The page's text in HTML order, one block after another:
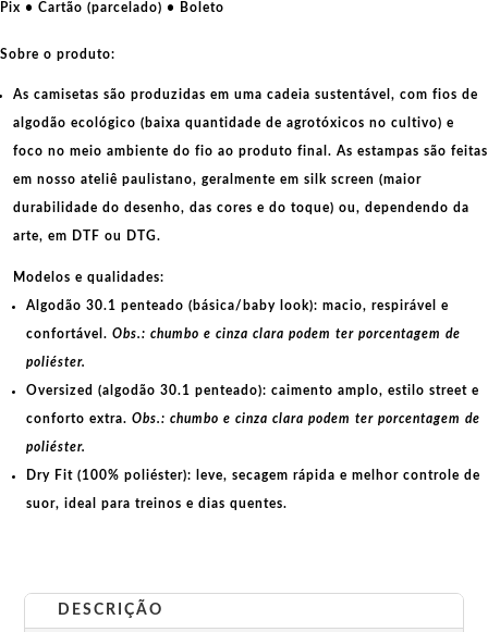
Pix • Cartão (parcelado) • Boleto
Sobre o produto:
As camisetas são produzidas em uma cadeia sustentável, com fios de
algodão ecológico (baixa quantidade de agrotóxicos no cultivo) e
foco no meio ambiente do fio ao produto final. As estampas são feitas
em nosso ateliê paulistano, geralmente em silk screen (maior
durabilidade do desenho, das cores e do toque) ou, dependendo da
arte, em DTF ou DTG.
Modelos e qualidades:
Algodão 30.1 penteado (básica/baby look): macio, respirável e
confortável. Obs.: chumbo e cinza clara podem ter porcentagem de
poliéster.
Oversized (algodão 30.1 penteado): caimento amplo, estilo street e
conforto extra. Obs.: chumbo e cinza clara podem ter porcentagem de
poliéster.
Dry Fit (100% poliéster): leve, secagem rápida e melhor controle de
suor, ideal para treinos e dias quentes.
DESCRIÇÃO